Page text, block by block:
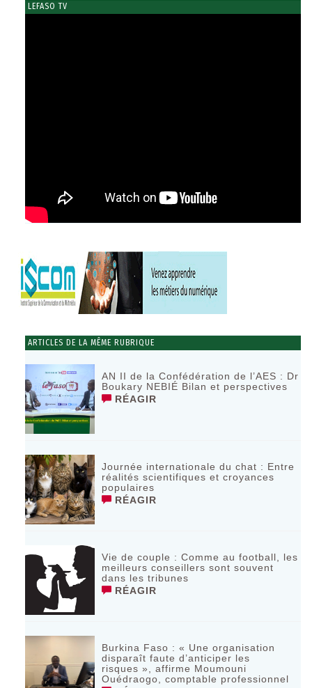
LEFASO TV
ARTICLES DE LA MÊME RUBRIQUE
AN II de la Confédération de l’AES : Dr
Boukary NEBIÉ Bilan et perspectives
RÉAGIR
Journée internationale du chat : Entre
réalités scientifiques et croyances
populaires
RÉAGIR
Vie de couple : Comme au football, les
meilleurs conseillers sont souvent
dans les tribunes
RÉAGIR
Burkina Faso : « Une organisation
disparaît faute d’anticiper les
risques », affirme Moumouni
Ouédraogo, comptable professionnel